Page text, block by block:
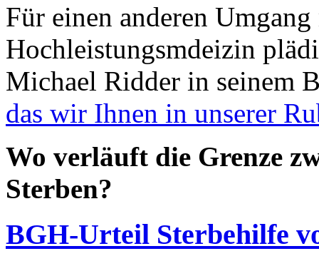
Für einen anderen
Hochleistungsmdeizin
Michael Ridder in seinem
das wir Ihnen in unserer
Wo verläuft die Grenze
Sterben?
BGH-Urteil Sterbehilfe